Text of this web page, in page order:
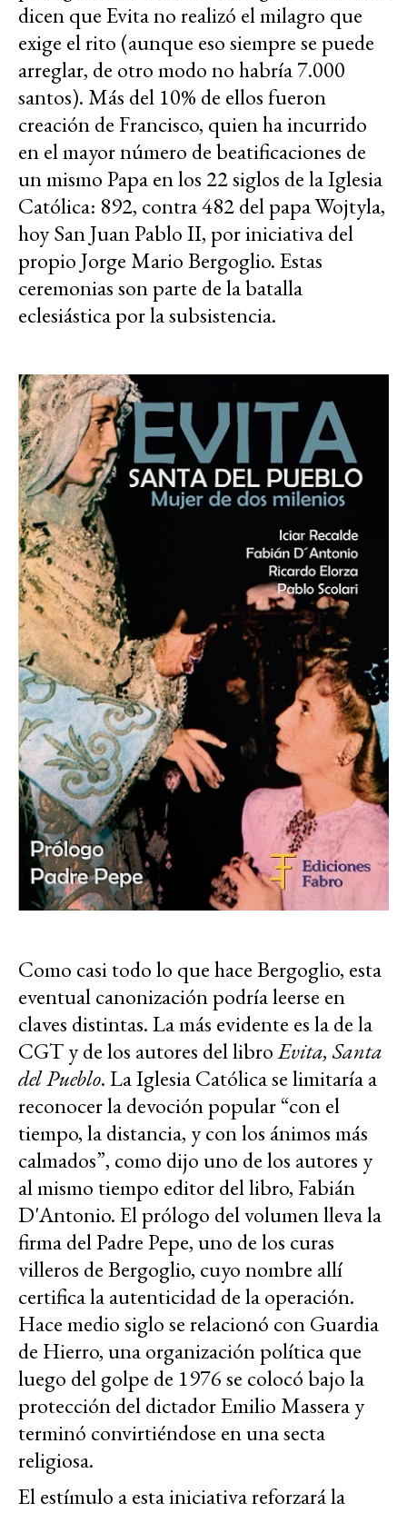
dicen que Evita no realizó el milagro que
exige el rito (aunque eso siempre se puede
arreglar, de otro modo no habría 7.000
santos). Más del 10% de ellos fueron
creación de Francisco, quien ha incurrido
en el mayor número de beatificaciones de
un mismo Papa en los 22 siglos de la Iglesia
Católica: 892, contra 482 del papa Wojtyla,
hoy San Juan Pablo II, por iniciativa del
propio Jorge Mario Bergoglio. Estas
ceremonias son parte de la batalla
eclesiástica por la subsistencia.
Como casi todo lo que hace Bergoglio, esta
eventual canonización podría leerse en
claves distintas. La más evidente es la de la
CGT y de los autores del libroEvita, Santa
del Pueblo. La Iglesia Católica se limitaría a
reconocer la devoción popular “con el
tiempo, la distancia, y con los ánimos más
calmados”, como dijo uno de los autores y
al mismo tiempo editor del libro, Fabián
D'Antonio. El prólogo del volumen lleva la
firma del Padre Pepe, uno de los curas
villeros de Bergoglio, cuyo nombre allí
certifica la autenticidad de la operación.
Hace medio siglo se relacionó con Guardia
de Hierro, una organización política que
luego del golpe de 1976 se colocó bajo la
protección del dictador Emilio Massera y
terminó convirtiéndose en una secta
religiosa.
El estímulo a esta iniciativa reforzará la